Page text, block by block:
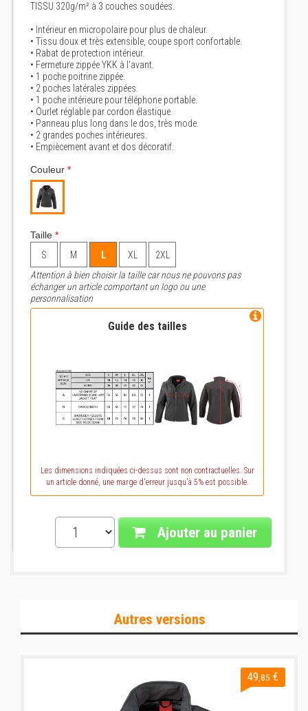
TISSU 320g/m² à 3 couches soudées.
• Intérieur en micropolaire pour plus de chaleur.
• Tissu doux et très extensible, coupe sport confortable.
• Rabat de protection intérieur.
• Fermeture zippée YKK à l’avant.
• 1 poche poitrine zippée.
• 2 poches latérales zippées.
• 1 poche intérieure pour téléphone portable.
• Ourlet réglable par cordon élastique.
• Panneau plus long dans le dos, très mode.
• 2 grandes poches intérieures.
• Empiècement avant et dos décoratif.
Couleur *
Taille *
S
M L XL
2XL
Attention à bien choisir la taille car nous ne pouvons pas
échanger un article comportant un logo ou une
personnalisation
Guide des tailles
Les dimensions indiquées ci-dessus sont non contractuelles. Sur
un article donné, une marge d'erreur jusqu'à 5% est possible.
Ajouter au panier
Autres versions
49 ,85 €